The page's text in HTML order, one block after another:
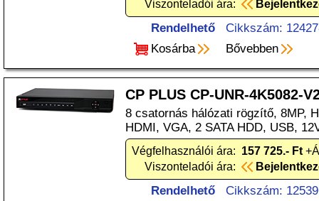
Viszonteladói ára:
Rendelhető
Cikkszám:
Kosárba
Bővebben
CP PLUS CP-UNR-4K5082-
8 csatornás hálózati rögzítő, 8MP,
HDMI, VGA, 2 SATA HDD, USB,
Végfelhasználói ára: 157 725.- Ft
Viszonteladói ára:
Rendelhető
Cikkszám: